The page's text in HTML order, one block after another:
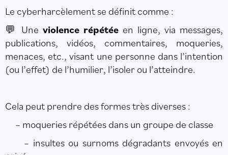
Le cyberharcèlement se définit comme :
💬 Une violence répétée en ligne, via messages,
publications, vidéos, commentaires, moqueries,
menaces, etc., visant une personne dans l’intention
(ou l’effet) de l’humilier, l’isoler ou l’atteindre.
Cela peut prendre des formes très diverses :
– moqueries répétées dans un groupe de classe
– insultes ou surnoms dégradants envoyés en